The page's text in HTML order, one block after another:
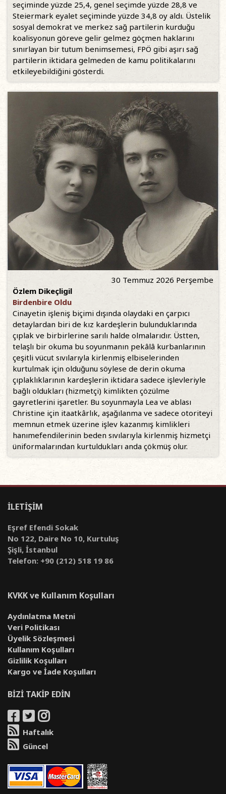
seçiminde yüzde 25,4, genel seçimde yüzde 28,8 ve
Steiermark eyalet seçiminde yüzde 34,8 oy aldı. Üstelik
sosyal demokrat ve merkez sağ partilerin kurduğu
koalisyonun göreve gelir gelmez göçmen haklarını
sınırlayan bir tutum benimsemesi, FPÖ gibi aşırı sağ
partilerin iktidara gelmeden de kamu politikalarını
etkileyebildiğini gösterdi.
30 Temmuz 2026 Perşembe
Özlem Dikeçligil
Birdenbire Oldu
Cinayetin işleniş biçimi dışında olaydaki en çarpıcı
detaylardan biri de kız kardeşlerin bulunduklarında
çıplak ve birbirlerine sarılı halde olmalarıdır. Üstten,
telaşlı bir okuma bu soyunmanın pekâlâ kurbanlarının
çeşitli vücut sıvılarıyla kirlenmiş elbiselerinden
kurtulmak için olduğunu söylese de derin okuma
çıplaklıklarının kardeşlerin iktidara sadece işlevleriyle
bağlı oldukları (hizmetçi) kimlikten çözülme
gayretlerini işaretler. Bu soyunmayla Lea ve ablası
Christine için itaatkârlık, aşağılanma ve sadece otoriteyi
memnun etmek üzerine işlev kazanmış kimlikleri
hanımefendilerinin beden sıvılarıyla kirlenmiş hizmetçi
üniformalarından kurtuldukları anda çökmüş olur.
İLETİŞİM
Eşref Efendi Sokak
No 122, Daire No 10, Kurtuluş
Şişli, İstanbul
Telefon: +90 (212) 518 19 86
KVKK ve Kullanım Koşulları
Aydınlatma Metni
Veri Politikası
Üyelik Sözleşmesi
Kullanım Koşulları
Gizlilik Koşulları
Kargo ve İade Koşulları
BİZİ TAKİP EDİN
Haftalık
Güncel